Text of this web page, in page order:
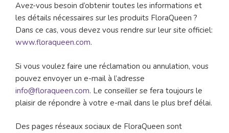
Avez-vous besoin d’obtenir toutes les informations et
les détails nécessaires sur les produits FloraQueen ?
Dans ce cas, vous devez vous rendre sur leur site officiel:
www.floraqueen.com.
Si vous voulez faire une réclamation ou annulation, vous
pouvez envoyer un e-mail à l’adresse
info@floraqueen.com. Le conseiller se fera toujours le
plaisir de répondre à votre e-mail dans le plus bref délai.
Des pages réseaux sociaux de FloraQueen sont